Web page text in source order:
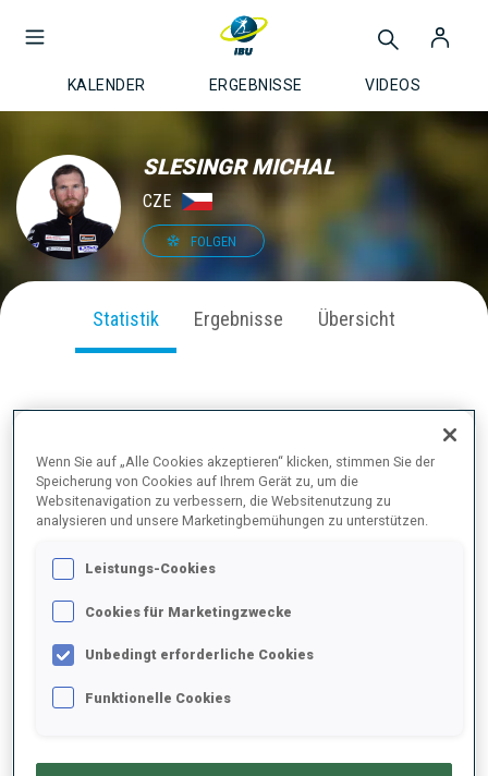
KALENDER ERGEBNISSE VIDEOS
SLESINGR MICHAL
CZE
FOLGEN
Statistik Ergebnisse Übersicht
PERFORMANCE
Keine Daten vorhanden
Wenn Sie auf „Alle Cookies akzeptieren“ klicken, stimmen Sie der
Speicherung von Cookies auf Ihrem Gerät zu, um die
Websitenavigation zu verbessern, die Websitenutzung zu
analysieren und unsere Marketingbemühungen zu unterstützen.
Leistungs-Cookies
Cookies für Marketingzwecke
Unbedingt erforderliche Cookies
Funktionelle Cookies